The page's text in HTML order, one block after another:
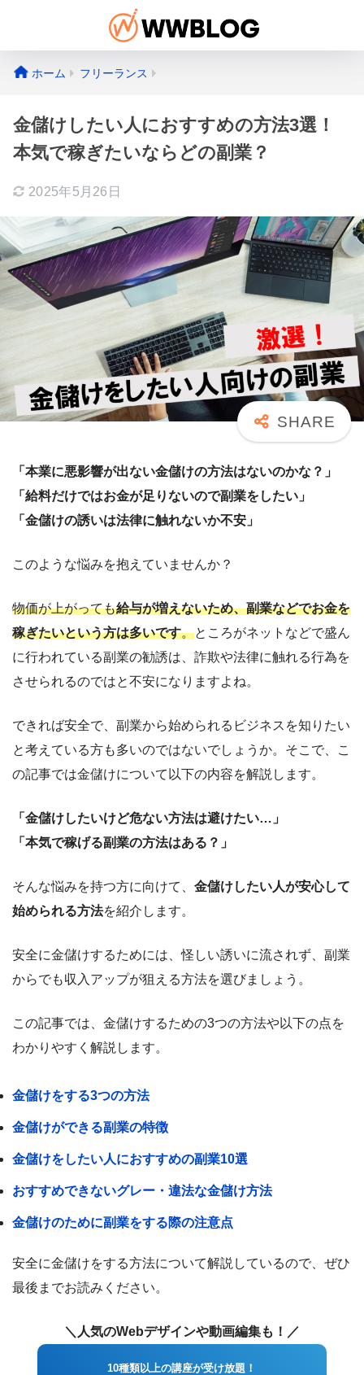
ホーム フリーランス
金儲けしたい人におすすめの方法3選！
本気で稼ぎたいならどの副業？
2025年5月26日
「本業に悪影響が出ない金儲けの方法はないのかな？」
「給料だけではお金が足りないので副業をしたい」
「金儲けの誘いは法律に触れないか不安」
このような悩みを抱えていませんか？
物価が上がっても給与が増えないため、副業などでお金を
稼ぎたいという方は多いです。ところがネットなどで盛ん
に行われている副業の勧誘は、詐欺や法律に触れる行為を
させられるのではと不安になりますよね。
できれば安全で、副業から始められるビジネスを知りたい
と考えている方も多いのではないでしょうか。そこで、こ
の記事では金儲けについて以下の内容を解説します。
「金儲けしたいけど危ない方法は避けたい…」
「本気で稼げる副業の方法はある？」
そんな悩みを持つ方に向けて、 金儲けしたい人が安心して
始められる方法を紹介します。
安全に金儲けするためには、怪しい誘いに流されず、副業
からでも収入アップが狙える方法を選びましょう。
この記事では、金儲けするための3つの方法や以下の点を
わかりやすく解説します。
金儲けをする3つの方法
金儲けができる副業の特徴
金儲けをしたい人におすすめの副業10選
おすすめできないグレー・違法な金儲け方法
金儲けのために副業をする際の注意点
安全に金儲けをする方法について解説しているので、ぜひ
最後までお読みください。
＼人気のWebデザインや動画編集も！／
10種類以上の講座が受け放題！